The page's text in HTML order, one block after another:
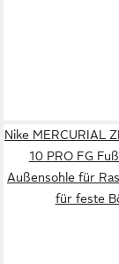
Nike MERCURIAL
10 PRO FG
Außensohle für
für feste